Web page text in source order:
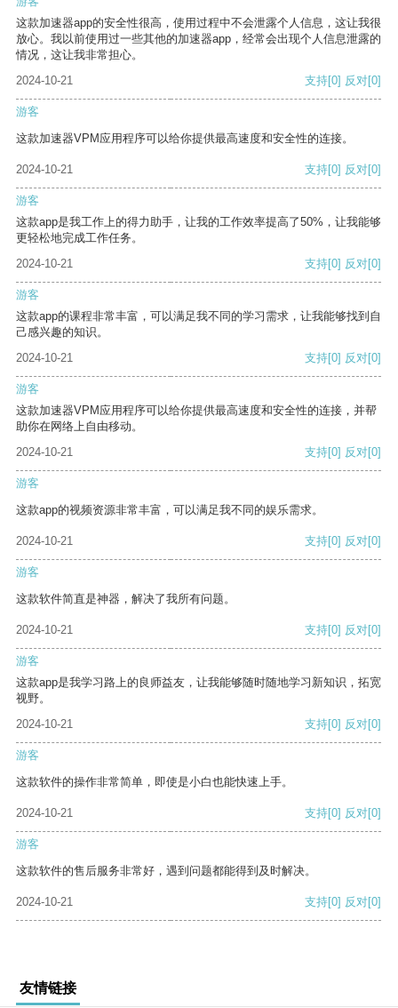
这款加速器app的安全性很高，使用过程中不会泄露个人信息，这让我很
放心。我以前使用过一些其他的加速器app，经常会出现个人信息泄露的
情况，这让我非常担心。
2024-10-21
支持[0] 反对[0]
游客
这款加速器VPM应用程序可以给你提供最高速度和安全性的连接。
2024-10-21 支持[0] 反对[0]
游客
这款app是我工作上的得力助手，让我的工作效率提高了50%，让我能够
更轻松地完成工作任务。
2024-10-21
支持[0] 反对[0]
游客
这款app的课程非常丰富，可以满足我不同的学习需求，让我能够找到自
己感兴趣的知识。
2024-10-21
支持[0] 反对[0]
游客
这款加速器VPM应用程序可以给你提供最高速度和安全性的连接，并帮
助你在网络上自由移动。
2024-10-21
支持[0] 反对[0]
游客
这款app的视频资源非常丰富，可以满足我不同的娱乐需求。
2024-10-21 支持[0] 反对[0]
游客
这款软件简直是神器，解决了我所有问题。
2024-10-21 支持[0] 反对[0]
游客
这款app是我学习路上的良师益友，让我能够随时随地学习新知识，拓宽
视野。
2024-10-21
支持[0] 反对[0]
游客
这款软件的操作非常简单，即使是小白也能快速上手。
2024-10-21 支持[0] 反对[0]
游客
这款软件的售后服务非常好，遇到问题都能得到及时解决。
2024-10-21 支持[0] 反对[0]
友情链接